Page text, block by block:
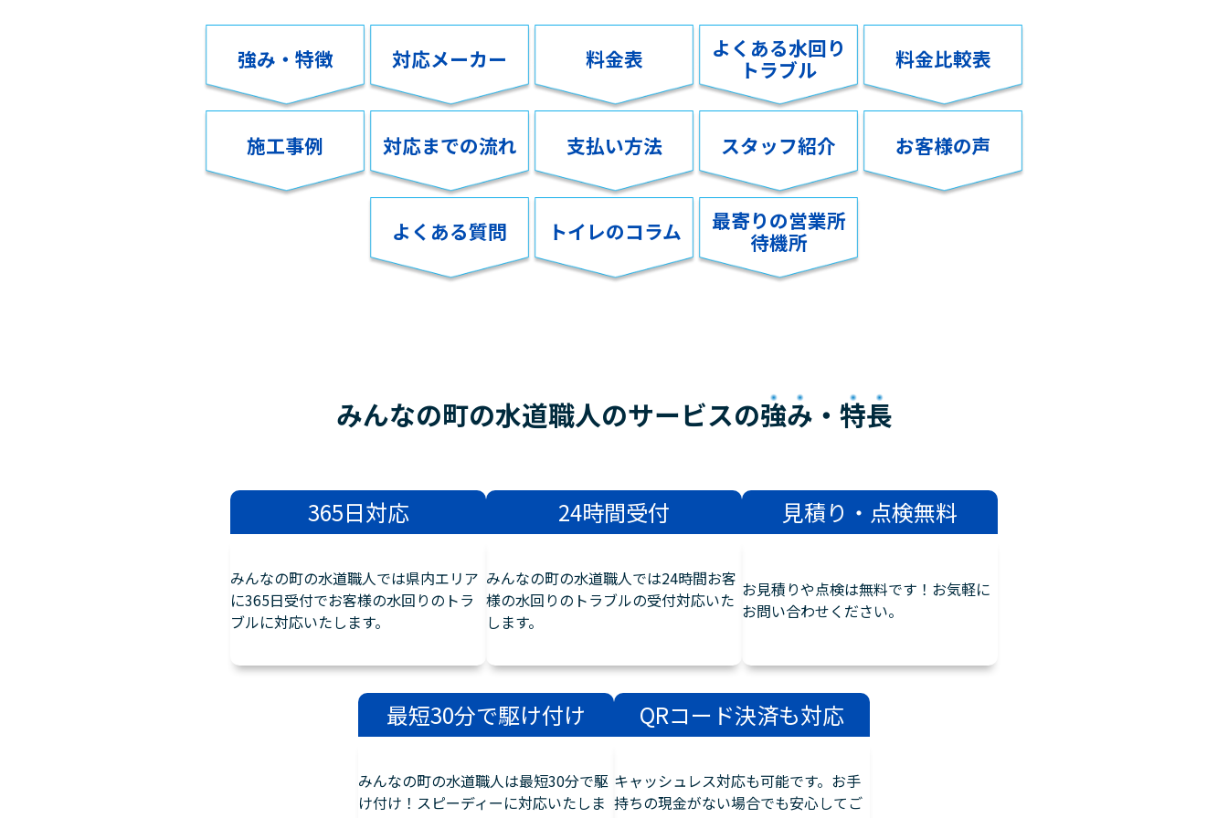
強み・特徴 対応メーカー 料金表
よくある水回り
トラブル
料金比較表
施工事例 対応までの流れ 支払い方法 スタッフ紹介 お客様の声
よくある質問 トイレのコラム
最寄りの営業所
待機所
みんなの町の水道職人のサービスの強み ・ 特長
365日対応
みんなの町の水道職人では県内エリア
に365日受付でお客様の水回りのトラ
ブルに対応いたします。
24時間受付
みんなの町の水道職人では24時間お客
様の水回りのトラブルの受付対応いた
します。
見積り・点検無料
お見積りや点検は無料です！お気軽に
お問い合わせください。
最短30分で駆け付け
みんなの町の水道職人は最短30分で駆
け付け！スピーディーに対応いたしま
QRコード決済も対応
キャッシュレス対応も可能です。お手
持ちの現金がない場合でも安心してご